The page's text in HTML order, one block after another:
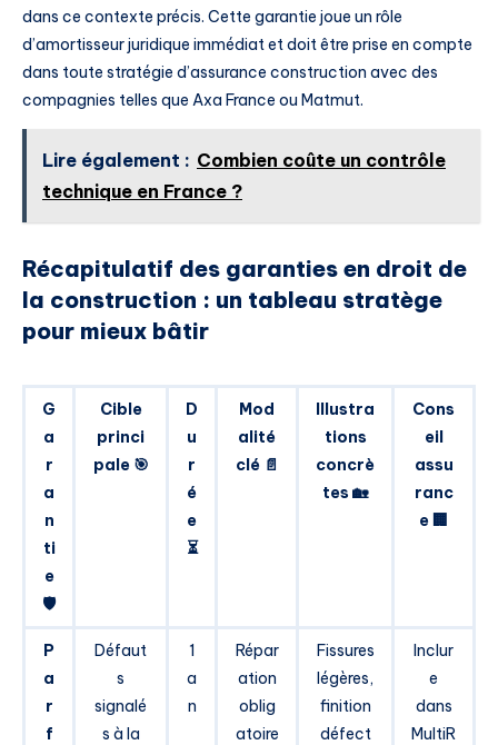
dans ce contexte précis. Cette garantie joue un rôle
d’amortisseur juridique immédiat et doit être prise en compte
dans toute stratégie d’assurance construction avec des
compagnies telles que Axa France ou Matmut.
Lire également : Combien coûte un contrôle
technique en France ?
Récapitulatif des garanties en droit de
la construction : un tableau stratège
pour mieux bâtir
G
a
r
a
n
ti
e
🛡️
Cible
princi
pale 🎯
D
u
r
é
e
⏳
Mod
alité
clé 📄
Illustra
tions
concrè
tes 🏡
Cons
eil
assu
ranc
e 🏢
P
a
r
f
Défaut
s
signalé
s à la
1
a
n
Répar
ation
oblig
atoire
Fissures
légères,
finition
défect
Inclur
e
dans
MultiR